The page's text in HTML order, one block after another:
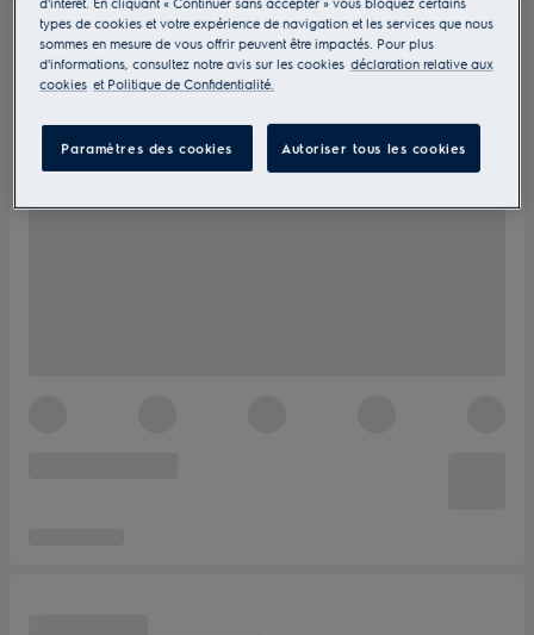
types de cookies et votre expérience de navigation et les services que nous
sommes en mesure de vous offrir peuvent être impactés. Pour plus
d'informations, consultez notre avis sur les cookies déclaration relative aux
cookies et Politique de Confidentialité.
Paramètres des cookies Autoriser tous les cookies